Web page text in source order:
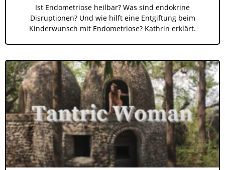
Ist Endometriose heilbar? Was sind endokrine
Disruptionen? Und wie hilft eine Entgiftung beim
Kinderwunsch mit Endometriose? Kathrin erklärt.